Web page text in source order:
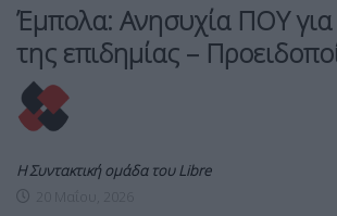
Έμπολα: Ανησυχία ΠΟΥ για
της επιδημίας –
Η Συντακτική ομάδα του Libre